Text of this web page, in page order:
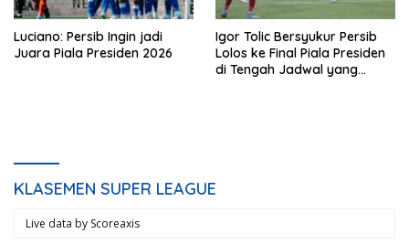
Luciano: Persib Ingin jadi
Juara Piala Presiden 2026
Igor Tolic Bersyukur Persib
Lolos ke Final Piala Presiden
di Tengah Jadwal yang
KLASEMEN SUPER LEAGUE
Live data by Scoreaxis